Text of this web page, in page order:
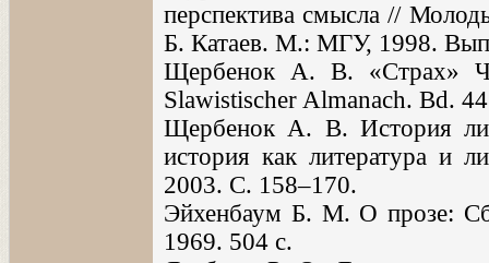
перспектива смысла //
Б. Катаев. М.: МГУ, 1998.
Щербенок А. В. «Страх»
Slawistischer Almanach. Bd.
Щербенок А. В. История
история как литература и
2003. С. 158–170.
Эйхенбаум Б. М. О прозе:
1969. 504 с.